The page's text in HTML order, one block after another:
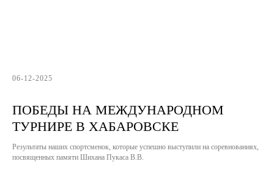
06-12-2025
ПОБЕДЫ НА МЕЖДУНАРОДНОМ
ТУРНИРЕ В ХАБАРОВСКЕ
Результаты наших спортсменок, которые успешно выступили на соревнованиях,
посвященных памяти Шихана Пукаса В.В.